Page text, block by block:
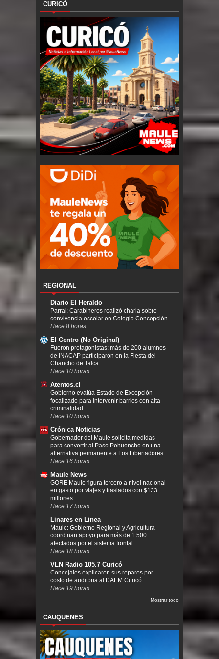
CURICÓ
REGIONAL
Diario El Heraldo
Parral: Carabineros realizó charla sobre
convivencia escolar en Colegio Concepción
Hace 8 horas.
El Centro (No Original)
Fueron protagonistas: más de 200 alumnos
de INACAP participaron en la Fiesta del
Chancho de Talca
Hace 10 horas.
Atentos.cl
Gobierno evalúa Estado de Excepción
focalizado para intervenir barrios con alta
criminalidad
Hace 10 horas.
Crónica Noticias
Gobernador del Maule solicita medidas
para convertir al Paso Pehuenche en una
alternativa permanente a Los Libertadores
Hace 16 horas.
Maule News
GORE Maule figura tercero a nivel nacional
en gasto por viajes y traslados con $133
millones
Hace 17 horas.
Linares en Linea
Maule: Gobierno Regional y Agricultura
coordinan apoyo para más de 1.500
afectados por el sistema frontal
Hace 18 horas.
VLN Radio 105.7 Curicó
Concejales explicaron sus reparos por
costo de auditoria al DAEM Curicó
Hace 19 horas.
Mostrar todo
CAUQUENES